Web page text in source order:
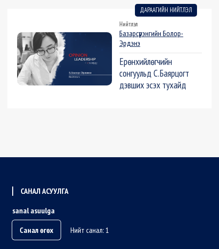
ДАРААГИЙН НИЙТЛЭЛ
Нийтлэл
Базарсүрэнгийн Болор-
Эрдэнэ
Ерөнхийлөгчийн
сонгуульд С.Баярцогт
дэвших эсэх тухайд
САНАЛ АСУУЛГА
sanal asuulga
Санал өгөх
Нийт санал: 1